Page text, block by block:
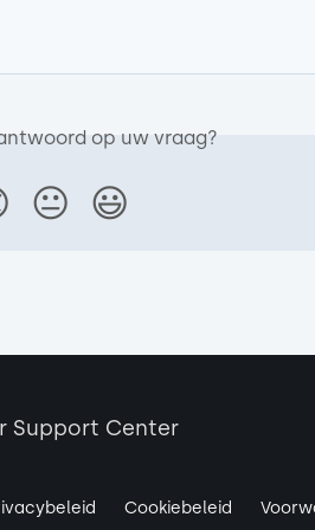
op uw vraag?
😐 😃
Cookiebeleid